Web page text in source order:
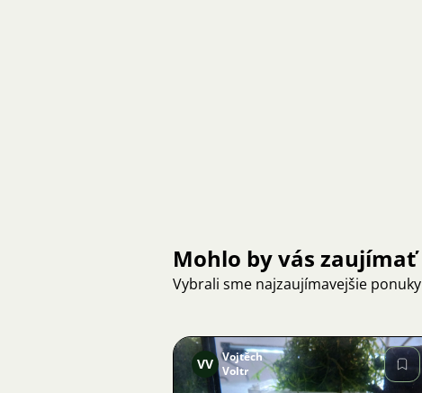
Mohlo by vás zaujímať
Vybrali sme najzaujímavejšie ponuky
VV Vojtěch
Voltr